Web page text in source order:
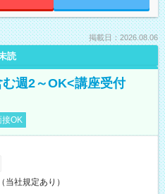
掲載日：2026.08.06
読
週2～OK<講座受付
接OK
当社規定あり）